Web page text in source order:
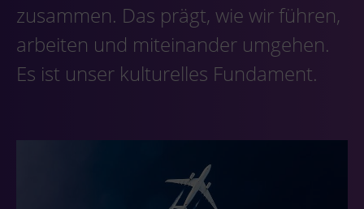
zusammen. Das prägt, wie wir führen,
arbeiten und miteinander umgehen.
Es ist unser kulturelles Fundament.